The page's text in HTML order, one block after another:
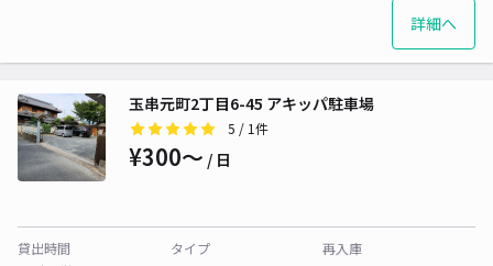
詳細へ
玉串元町2丁目6-45 アキッパ駐車場
5 / 1件
¥300〜 / 日
貸出時間
タイプ
再入庫